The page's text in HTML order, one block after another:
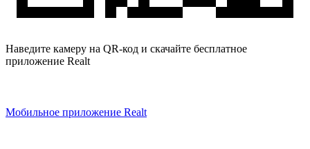
Наведите камеру на QR-код и скачайте бесплатное
приложение Realt
Мобильное приложение Realt